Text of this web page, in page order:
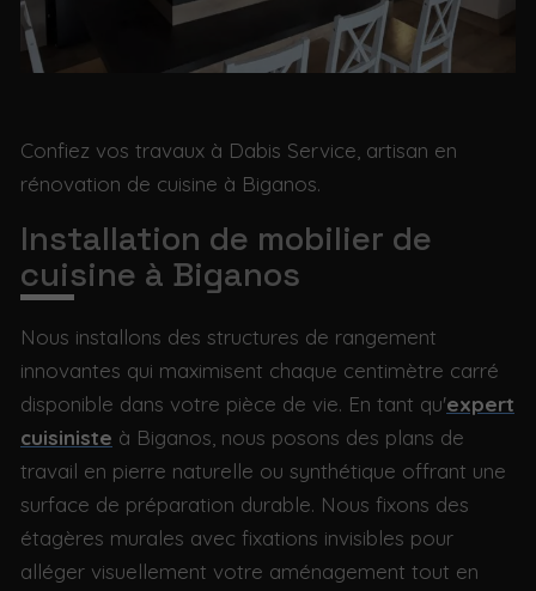
Confiez vos travaux à Dabis Service, artisan en
rénovation de cuisine à Biganos.
Installation de mobilier de
cuisine à Biganos
Nous installons des structures de rangement
innovantes qui maximisent chaque centimètre carré
disponible dans votre pièce de vie. En tant qu'expert
cuisiniste à Biganos, nous posons des plans de
travail en pierre naturelle ou synthétique offrant une
surface de préparation durable. Nous fixons des
étagères murales avec fixations invisibles pour
alléger visuellement votre aménagement tout en